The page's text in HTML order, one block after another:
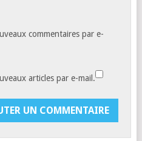
commentaires par e-
articles par e-mail.